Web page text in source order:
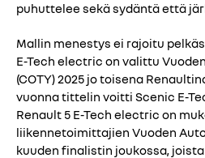
puhuttelee sekä sydäntä että
Mallin menestys ei rajoitu
E-Tech electric on valittu
(COTY) 2025 jo toisena
vuonna tittelin voitti Scenic E-
Renault 5 E-Tech electric on
liikennetoimittajien Vuoden
kuuden finalistin joukossa,